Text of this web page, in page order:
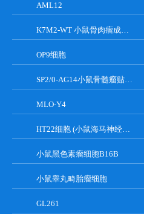
AML12
K7M2-WT 小鼠骨肉瘤成骨细胞系
OP9细胞
SP2/0-AG14小鼠骨髓瘤贴壁细胞系
MLO-Y4
HT22细胞 (小鼠海马神经元细胞) (STR鉴定正确)
小鼠黑色素瘤细胞B16B
小鼠睾丸畸胎瘤细胞
GL261